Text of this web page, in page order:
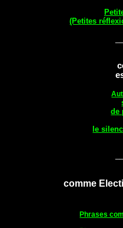
(Petites
de
le
comme
Phrases